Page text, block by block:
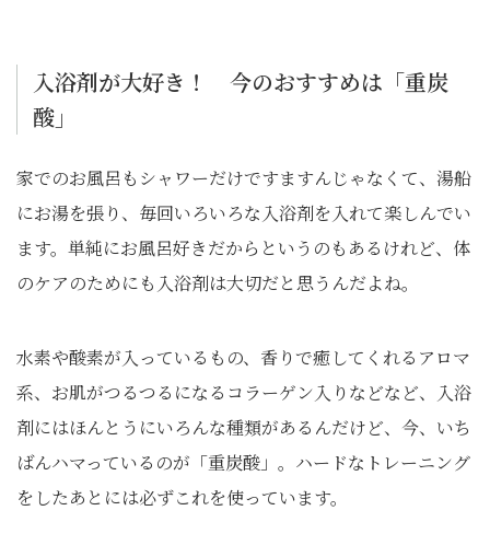
入浴剤が大好き！ 今のおすすめは「重炭
酸」
家でのお風呂もシャワーだけですますんじゃなくて、湯船
にお湯を張り、毎回いろいろな入浴剤を入れて楽しんでい
ます。単純にお風呂好きだからというのもあるけれど、体
のケアのためにも入浴剤は大切だと思うんだよね。
水素や酸素が入っているもの、香りで癒してくれるアロマ
系、お肌がつるつるになるコラーゲン入りなどなど、入浴
剤にはほんとうにいろんな種類があるんだけど、今、いち
ばんハマっているのが「重炭酸」。ハードなトレーニング
をしたあとには必ずこれを使っています。